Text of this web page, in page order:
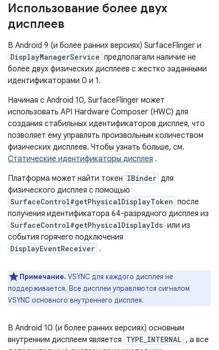
Использование более двух
дисплеев
В Android 9 (и более ранних версиях) SurfaceFlinger и
DisplayManagerService предполагали наличие не
более двух физических дисплеев с жестко заданными
идентификаторами 0 и 1.
Начиная с Android 10, SurfaceFlinger может
использовать API Hardware Composer (HWC) для
создания стабильных идентификаторов дисплея, что
позволяет ему управлять произвольным количеством
физических дисплеев. Чтобы узнать больше, см.
Статические идентификаторы дисплея .
Платформа может найти токен IBinder для
физического дисплея с помощью
SurfaceControl#getPhysicalDisplayToken после
получения идентификатора 64-разрядного дисплея из
SurfaceControl#getPhysicalDisplayIds или из
события горячего подключения
DisplayEventReceiver .
Примечание. VSYNC для каждого дисплея не
поддерживается. Все дисплеи управляются сигналом
VSYNC основного внутреннего дисплея.
В Android 10 (и более ранних версиях) основным
внутренним дисплеем является TYPE_INTERNAL , а все